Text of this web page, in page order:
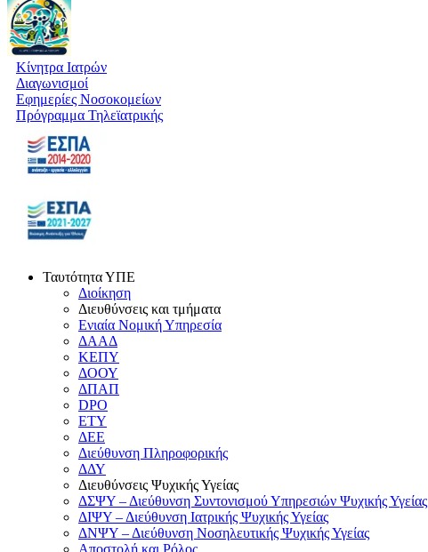
Κίνητρα Ιατρών
Διαγωνισμοί
Εφημερίες Νοσοκομείων
Πρόγραμμα Τηλεϊατρικής
Ταυτότητα ΥΠΕ
Διοίκηση
Διευθύνσεις και τμήματα
Ενιαία Νομική Υπηρεσία
ΔΑΑΔ
ΚΕΠΥ
ΔΟΟΥ
ΔΠΑΠ
DPO
ΕΤΥ
ΔΕΕ
Διεύθυνση Πληροφορικής
ΔΔΥ
Διευθύνσεις Ψυχικής Υγείας
ΔΣΨΥ – Διεύθυνση Συντονισμού Υπηρεσιών Ψυχικής Υγείας
ΔΙΨΥ – Διεύθυνση Ιατρικής Ψυχικής Υγείας
ΔΝΨΥ – Διεύθυνση Νοσηλευτικής Ψυχικής Υγείας
Αποστολή και Ρόλος